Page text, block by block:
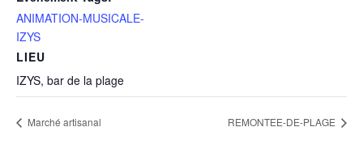
ANIMATION-MUSICALE-
IZYS
LIEU
IZYS, bar de la plage
Marché artisanal REMONTEE-DE-PLAGE